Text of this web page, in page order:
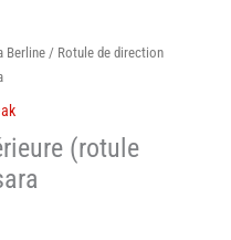
Berline/ Rotule de direction
(rotule